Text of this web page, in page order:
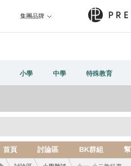
集團品牌
小學 中學 特殊教育
首頁 討論區 BK群組